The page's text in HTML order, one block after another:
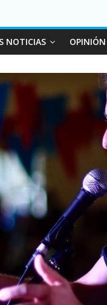
NOTICIAS OPINIÓN